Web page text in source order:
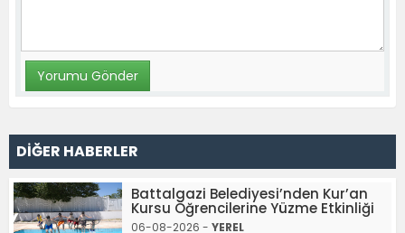
DİĞER HABERLER
Battalgazi Belediyesi’nden Kur’an
Kursu Öğrencilerine Yüzme Etkinliği
06-08-2026 - YEREL